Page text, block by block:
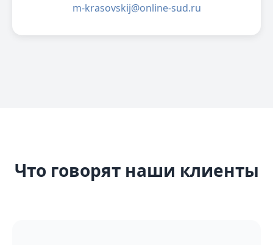
m-krasovskij@online-sud.ru
Что говорят наши клиенты